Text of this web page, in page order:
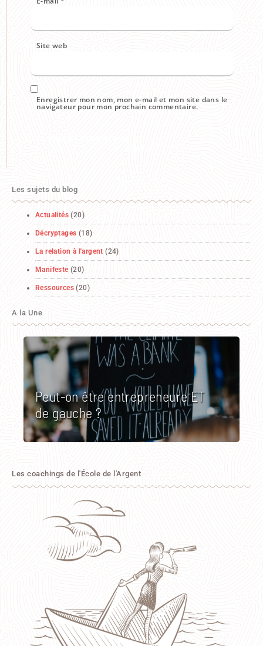
Site web
Enregistrer mon nom, mon e-mail et mon site dans le
navigateur pour mon prochain commentaire.
Les sujets du blog
Actualités (20)
Décryptages (18)
La relation à l'argent (24)
Manifeste(20)
Ressources (20)
A la Une
Peut-on être entrepreneure ET
de gauche ?
Les coachings de l'École de l'Argent